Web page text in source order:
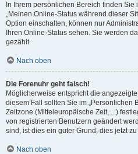
In Ihrem persönlichen Bereich finden
„Meinen Online-Status während dieser
Option einschalten, können nur
Ihren Online-Status sehen. Sie werden
gezählt.
Nach oben
Die Forenuhr geht falsch!
Möglicherweise entspricht die
diesem Fall sollten Sie im „Persönlichen
Zeitzone (Mitteleuropäische Zeit, ...)
von registrierten Benutzern geändert
sind, ist dies ein guter Grund, dies jetzt zu
Nach oben